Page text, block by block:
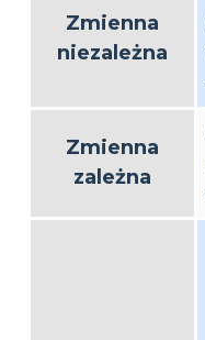
Zmienna
niezależna
Zmienna
zależna